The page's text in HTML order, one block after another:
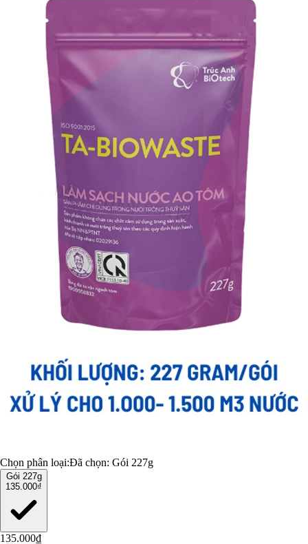
Chọn phân loại:Đã chọn: Gói 227g
Gói 227g
135.000₫
135.000₫